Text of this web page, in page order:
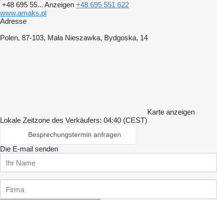
+48 695 55... Anzeigen +48 695 551 622
www.amaks.pl
Adresse
Polen, 87-103, Mała Nieszawka, Bydgoska, 14
Karte anzeigen
Lokale Zeitzone des Verkäufers: 04:40 (CEST)
Besprechungstermin anfragen
Die E-mail senden